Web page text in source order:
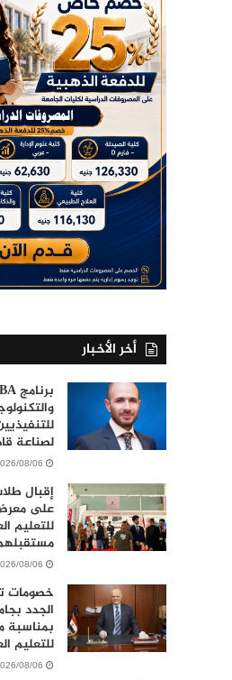
أخر الأخبار
لصناعة
2026/08/06 11:51:33
إقبال
على معرض
للتعليم
2026/08/06 3:11:50
الجدد
بمناسبة
للتعليم
2026/08/06 2:38:38